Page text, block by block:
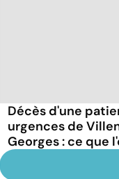
Décès d'une
urgences de
Georges : ce que